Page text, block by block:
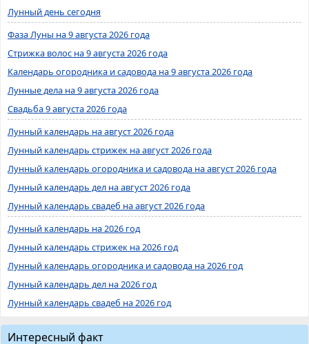
Лунный день сегодня
Фаза Луны на 9 августа 2026 года
Стрижка волос на 9 августа 2026 года
Календарь огородника и садовода на 9 августа 2026 года
Лунные дела на 9 августа 2026 года
Свадьба 9 августа 2026 года
Лунный календарь на август 2026 года
Лунный календарь стрижек на август 2026 года
Лунный календарь огородника и садовода на август 2026 года
Лунный календарь дел на август 2026 года
Лунный календарь свадеб на август 2026 года
Лунный календарь на 2026 год
Лунный календарь стрижек на 2026 год
Лунный календарь огородника и садовода на 2026 год
Лунный календарь дел на 2026 год
Лунный календарь свадеб на 2026 год
Интересный факт